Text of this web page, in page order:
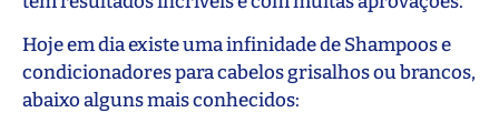
Hoje em dia existe uma infinidade de Shampoos e
condicionadores para cabelos grisalhos ou brancos,
abaixo alguns mais conhecidos: